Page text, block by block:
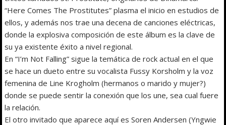
“Here Comes The Prostitutes” plasma el inicio en estudios de
ellos, y además nos trae una decena de canciones eléctricas,
donde la explosiva composición de este álbum es la clave de
su ya existente éxito a nivel regional.
En “I’m Not Falling” sigue la temática de rock actual en el que
se hace un dueto entre su vocalista Fussy Korsholm y la voz
femenina de Line Krogholm (hermanos o marido y mujer?)
donde se puede sentir la conexión que los une, sea cual fuere
la relación.
El otro invitado que aparece aquí es Soren Andersen (Yngwie